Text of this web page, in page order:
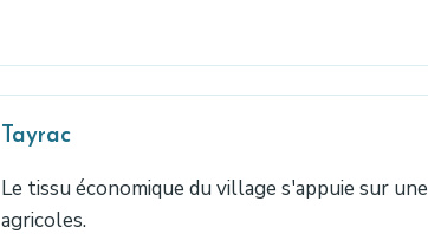
Tayrac
Le tissu économique du village s'appuie sur
agricoles.